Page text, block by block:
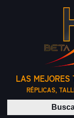
LAS MEJORES
RÉPLICAS,